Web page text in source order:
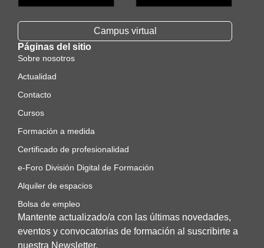
Campus virtual
Páginas del sitio
Sobre nosotros
Actualidad
Contacto
Cursos
Formación a medida
Certificado de profesionalidad
e-Foro División Digital de Formación
Alquiler de espacios
Bolsa de empleo
Mantente actualizado/a con las últimas novedades,
eventos y convocatorias de formación al suscribirte a
nuestra Newsletter.